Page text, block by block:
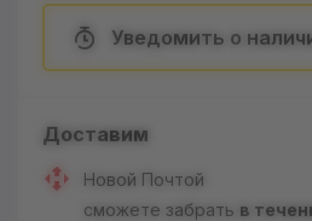
Уведомить о
Доставим
Новой Почтой
сможете забрать в